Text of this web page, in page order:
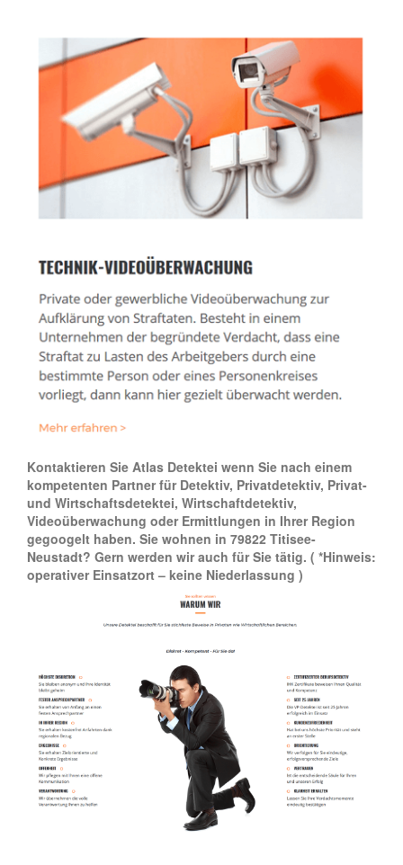
Kontaktieren Sie Atlas Detektei wenn Sie nach einem
kompetenten Partner für Detektiv, Privatdetektiv, Privat-
und Wirtschaftsdetektei, Wirtschaftdetektiv,
Videoüberwachung oder Ermittlungen in Ihrer Region
gegoogelt haben. Sie wohnen in 79822 Titisee-
Neustadt? Gern werden wir auch für Sie tätig. ( *Hinweis:
operativer Einsatzort – keine Niederlassung )